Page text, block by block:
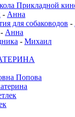
Прикладной
- Анна
для собаководов -
- Анна
- Михаил
Попова